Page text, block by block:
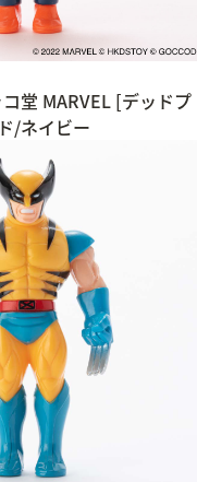
堂 MARVEL [デッドプ
/ネイビー